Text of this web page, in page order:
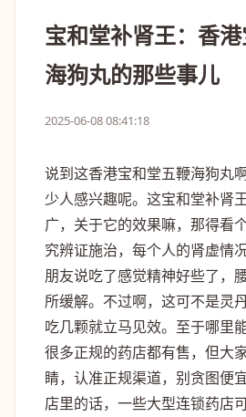
宝和堂补肾王：香
海狗丸的那些事儿
2025-06-08 08:41:18
说到这香港宝和堂五鞭海狗丸
少人感兴趣呢。这宝和堂补肾
广，关于它的效果嘛，那得看
究辨证施治，每个人的肾虚情
朋友说吃了感觉精神好些了，
所缓解。不过啊，这可不是灵
吃几颗就立马见效。至于哪里
很多正规的药店都有售，但大
睛，认准正规渠道，别贪图便
店里的话，一些大型连锁药店